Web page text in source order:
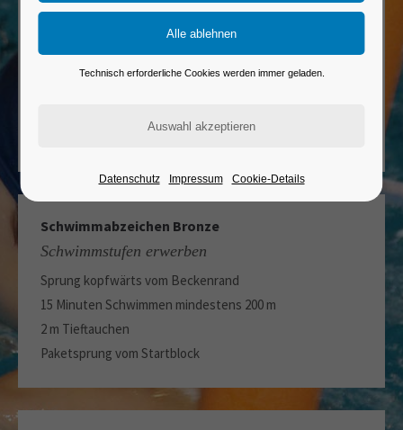
Frühschwimmer Seepferdchen
Tauchen im schultertiefem Wasser
Schwimmabzeichen Bronze
Schwimmstufen erwerben
Sprung kopfwärts vom Beckenrand
15 Minuten Schwimmen mindestens 200 m
2 m Tieftauchen
Paketsprung vom Startblock
Technisch erforderliche Cookies werden immer geladen.
Datenschutz Impressum Cookie-Details